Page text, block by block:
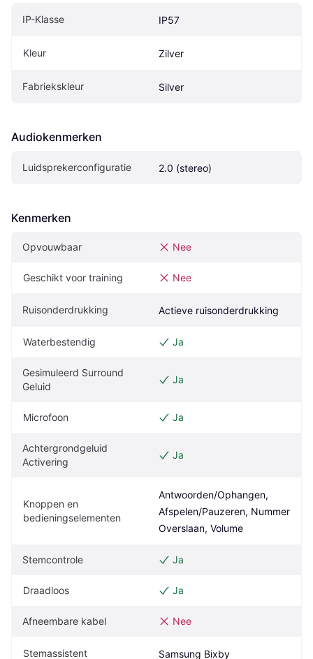
IP-Klasse IP57
Kleur Zilver
Fabriekskleur Silver
Audiokenmerken
Luidsprekerconfiguratie 2.0 (stereo)
Kenmerken
Opvouwbaar Nee
Geschikt voor training Nee
Ruisonderdrukking Actieve ruisonderdrukking
Waterbestendig Ja
Gesimuleerd Surround
Geluid
Ja
Microfoon Ja
Achtergrondgeluid
Activering
Ja
Knoppen en
bedieningselementen
Antwoorden/Ophangen,
Afspelen/Pauzeren, Nummer
Overslaan, Volume
Stemcontrole Ja
Draadloos Ja
Afneembare kabel Nee
Stemassistent Samsung Bixby